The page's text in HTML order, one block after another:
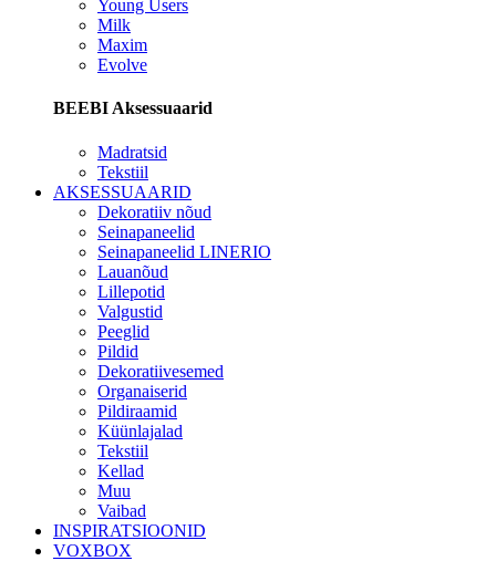
Young Users
Milk
Maxim
Evolve
BEEBI Aksessuaarid
Madratsid
Tekstiil
AKSESSUAARID
Dekoratiiv nõud
Seinapaneelid
Seinapaneelid LINERIO
Lauanõud
Lillepotid
Valgustid
Peeglid
Pildid
Dekoratiivesemed
Organaiserid
Pildiraamid
Küünlajalad
Tekstiil
Kellad
Muu
Vaibad
INSPIRATSIOONID
VOXBOX